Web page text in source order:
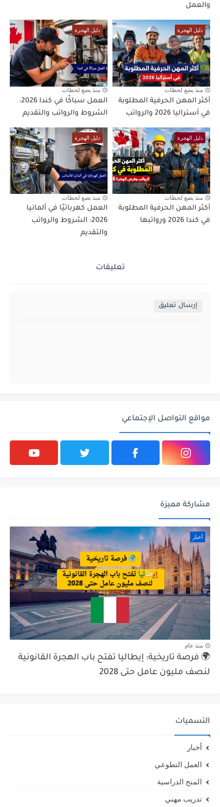
والعمل
دليل الهجرة
منذ بضع لحظات
أكثر المهن الحرفية المطلوبة
في أستراليا 2026 والرواتب
دليل الهجرة
منذ بضع لحظات
العمل سباكًا في كندا 2026:
الشروط والرواتب والتقديم
دليل الهجرة
منذ بضع لحظات
أكثر المهن الحرفية المطلوبة
في كندا 2026 ورواتبها
دليل الهجرة
منذ بضع لحظات
العمل كهربائيًا في ألمانيا
2026: الشروط والرواتب
والتقديم
تعليقات
إرسال تعليق
مواقع التواصل الإجتماعي
مشاركة مميزة
أخبار
منذ عام
🌍 فرصة تاريخية: إيطاليا تفتح باب الهجرة القانونية
لنصف مليون عامل حتى 2028
التسميات
أخبار
العمل التطوعي
المنح الدراسية
تدريب مهني